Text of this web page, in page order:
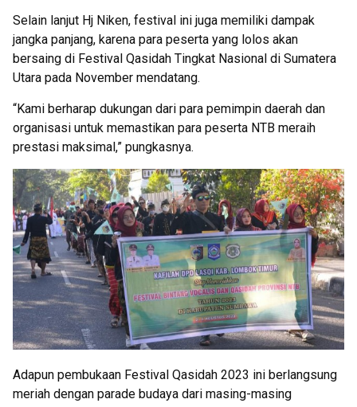
Selain lanjut Hj Niken, festival ini juga memiliki dampak
jangka panjang, karena para peserta yang lolos akan
bersaing di Festival Qasidah Tingkat Nasional di Sumatera
Utara pada November mendatang.
“Kami berharap dukungan dari para pemimpin daerah dan
organisasi untuk memastikan para peserta NTB meraih
prestasi maksimal,” pungkasnya.
Adapun pembukaan Festival Qasidah 2023 ini berlangsung
meriah dengan parade budaya dari masing-masing